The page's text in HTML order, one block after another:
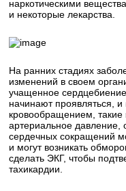
наркотическими
и некоторые лекарства.
На ранних стадиях
изменений в своем
учащенное
начинают проявляться, и
кровообращением, такие
артериальное давление,
сердечных сокращений
и могут возникать
сделать ЭКГ, чтобы
тахикардии.